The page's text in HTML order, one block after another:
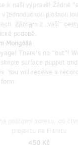
k naší výpravě! Žádné
jednoduchou plošnou
Záznam z „vaší“
podobě.
Mongolia
There's no "but"!
surface puppet
You will receive a
450 Kč